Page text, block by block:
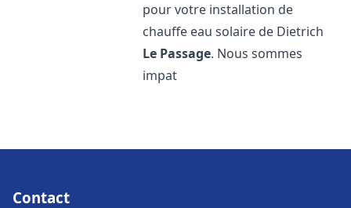
pour votre installation de
chauffe eau solaire de Dietrich
Le Passage. Nous sommes
impat
Contact